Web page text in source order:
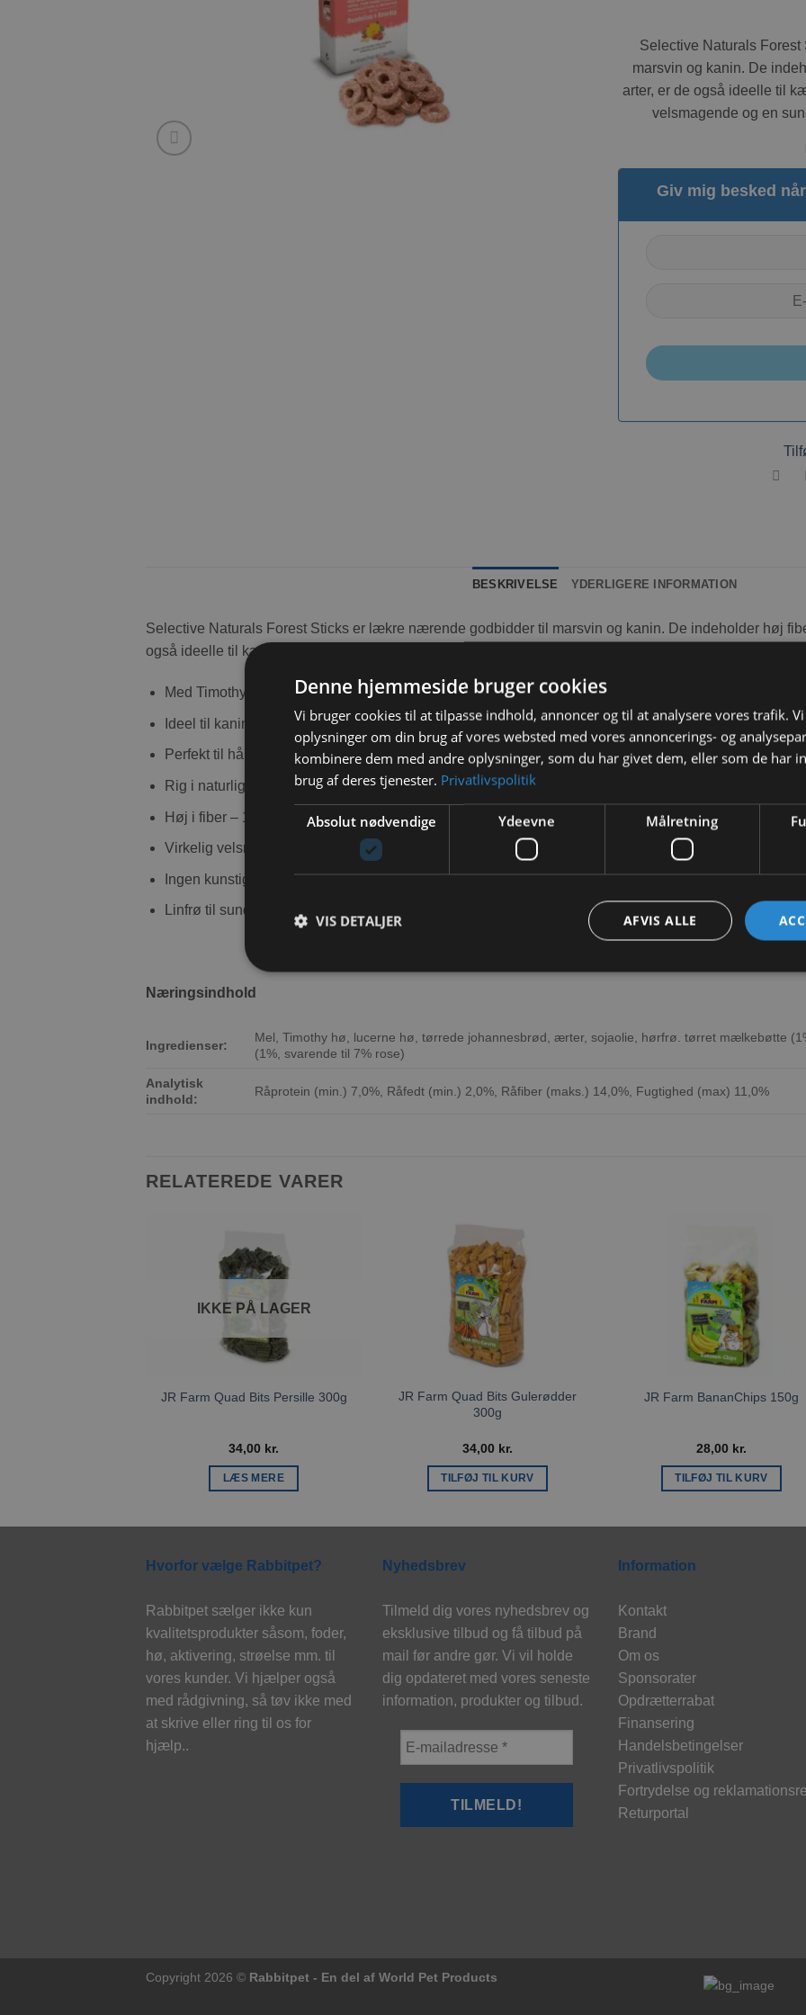
Selective Naturals
marsvin og kanin. De
arter, er de også ideelle til
velsmagende og en
Giv mig besked
BESKRIVELSE YDERLIGERE INFORMATION
Selective Naturals Forest Sticks er lækre nærende godbidder til marsvin og kanin. De indeholder høj
også ideelle til kæledyrs chinchillaer og ørkenrotter. De er velsmagende og en sund måde at forkæle
Med Timothy hø, mælkebøtte og rose
Ideel til kaniner, marsvin, chinchillaer og degus
Perfekt til håndfodring, interaktion og bonding
Rig i naturlige ingredienser
Høj i fiber – 14%
Virkelig velsmagende uden tilsatte sukkerarter
Ingen kunstige farver
Linfrø til sund hud og skinnende pels
Næringsindhold
Ingredienser:
Mel, Timothy hø, lucerne hø, tørrede johannesbrød, ærter, sojaolie, hørfrø. tørret mælkebøtte
(1%, svarende til 7% rose)
Analytisk
indhold:
Råprotein (min.) 7,0%, Råfedt (min.) 2,0%, Råfiber (maks.) 14,0%, Fugtighed (max) 11,0%
RELATEREDE VARER
IKKE PÅ LAGER
JR Farm Quad Bits Persille 300g
34,00 kr.
LÆS MERE
JR Farm Quad Bits Gulerødder
300g
34,00 kr.
TILFØJ TIL KURV
JR Farm BananChips 150g
28,00 kr.
TILFØJ TIL KURV
Hvorfor vælge Rabbitpet?
Rabbitpet sælger ikke kun
kvalitetsprodukter såsom, foder,
hø, aktivering, strøelse mm. til
vores kunder. Vi hjælper også
med rådgivning, så tøv ikke med
at skrive eller ring til os for
hjælp..
Nyhedsbrev
Tilmeld dig vores nyhedsbrev og
eksklusive tilbud og få tilbud på
mail før andre gør. Vi vil holde
dig opdateret med vores seneste
information, produkter og tilbud.
Information
Kontakt
Brand
Om os
Sponsorater
Opdrætterrabat
Finansering
Handelsbetingelser
Privatlivspolitik
Fortrydelse og
Returportal
Copyright 2026 © Rabbitpet - En del af World Pet Products
Denne hjemmeside bruger cookies
Vi bruger cookies til at tilpasse indhold, annoncer og til at analysere vores trafik.
oplysninger om din brug af vores websted med vores annoncerings- og
kombinere dem med andre oplysninger, som du har givet dem, eller som de har
brug af deres tjenester. Privatlivspolitik
Absolut nødvendige Ydeevne Målretning
AFVIS ALLE
VIS DETALJER